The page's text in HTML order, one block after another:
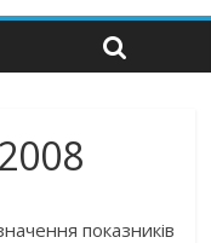
показників